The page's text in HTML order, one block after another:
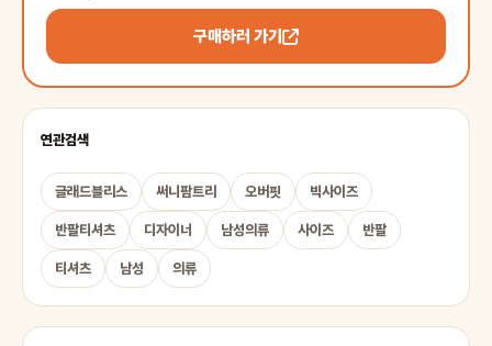
구매하러 가기
연관검색
글래드블리스 써니팜트리 오버핏 빅사이즈
반팔티셔츠 디자이너 남성의류 사이즈 반팔
티셔츠 남성 의류